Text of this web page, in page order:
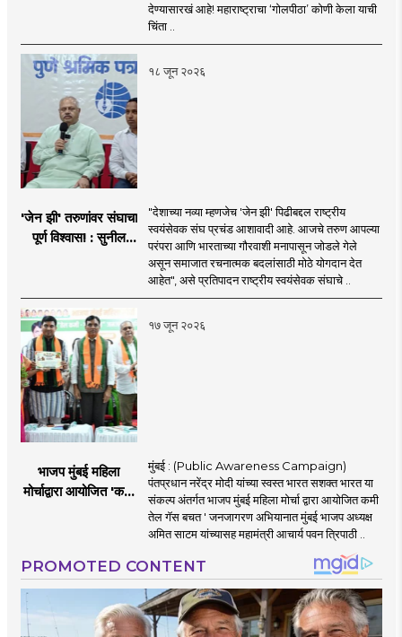
देण्यासारखं आहे! महाराष्ट्राचा ‘गोलपीठा’ कोणी केला याची
चिंता ..
१८ जून २०२६
'जेन झी' तरुणांवर संघाचा
पूर्ण विश्वास! : सुनील
"देशाच्या नव्या म्हणजेच 'जेन झी' पिढीबद्दल राष्ट्रीय
स्वयंसेवक संघ प्रचंड आशावादी आहे. आजचे तरुण आपल्या
परंपरा आणि भारताच्या गौरवाशी मनापासून जोडले गेले
असून समाजात रचनात्मक बदलांसाठी मोठे योगदान देत
आहेत", असे प्रतिपादन राष्ट्रीय स्वयंसेवक संघाचे ..
१७ जून २०२६
भाजप मुंबई महिला
मोर्चाद्वारा आयोजित 'कमी
मुंबई : (Public Awareness Campaign)
पंतप्रधान नरेंद्र मोदी यांच्या स्वस्त भारत सशक्त भारत या
संकल्प अंतर्गत भाजप मुंबई महिला मोर्चा द्वारा आयोजित कमी
तेल गॅस बचत ' जनजागरण अभियानात मुंबई भाजप अध्यक्ष
अमित साटम यांच्यासह महामंत्री आचार्य पवन त्रिपाठी ..